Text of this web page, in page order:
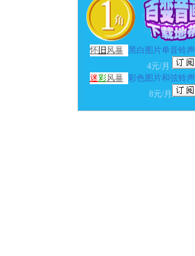
怀旧 风暴
黑白图片单音铃声
4元/月
迷彩风暴 彩色图片和弦铃声
8元/月